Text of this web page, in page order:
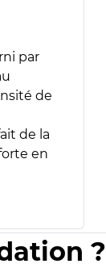
par
de
de la
en
?